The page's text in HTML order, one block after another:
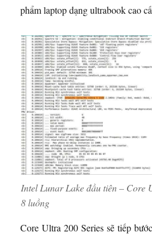
phẩm laptop dạng ultrabook cao
Intel Lunar Lake đầu tiên – Core
8 luồng
Core Ultra 200 Series sẽ tiếp